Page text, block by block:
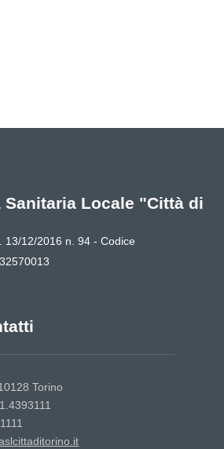
Sanitaria Locale "Città di
13/12/2016 n. 94 - Codice
Torino